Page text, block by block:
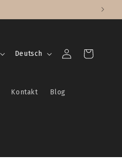
Kontakt Blog
S
a
Deutsch EinloggenWarenkorb